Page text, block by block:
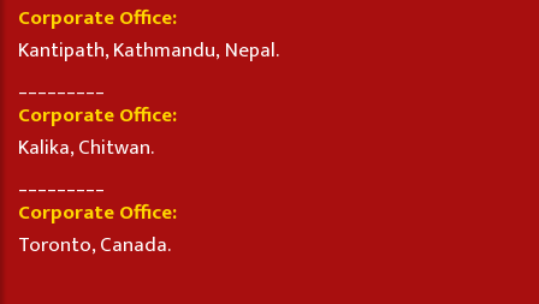
Corporate Office:
Kantipath, Kathmandu, Nepal.
Corporate Office:
Kalika, Chitwan.
Corporate Office:
Toronto, Canada.